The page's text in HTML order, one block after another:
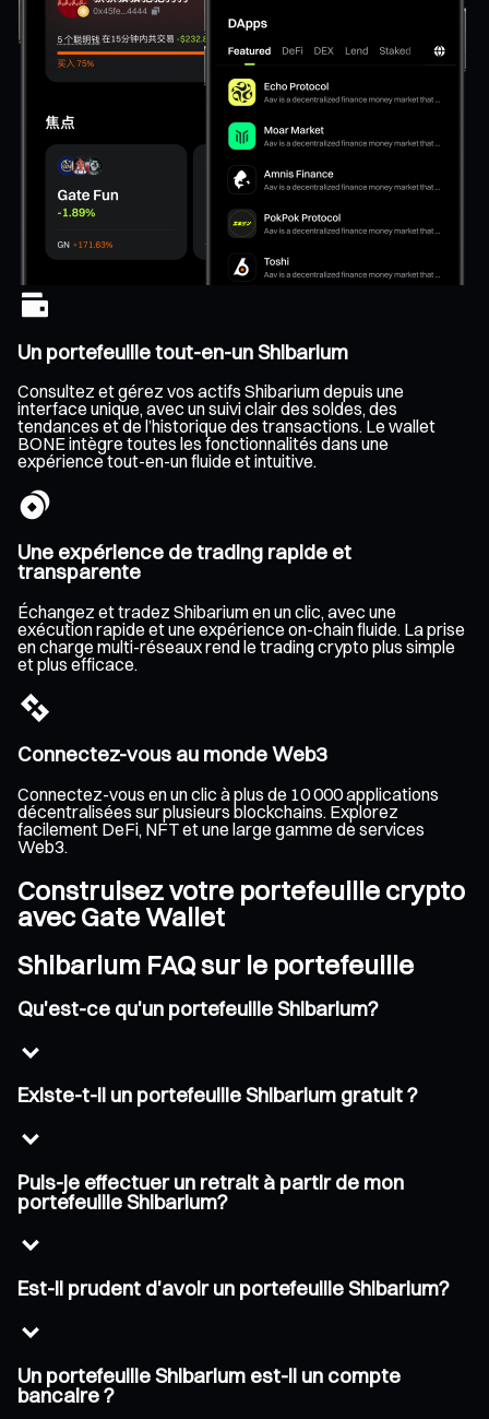
Un portefeuille tout-en-un Shibarium
Consultez et gérez vos actifs Shibarium depuis une
interface unique, avec un suivi clair des soldes, des
tendances et de l’historique des transactions. Le wallet
BONE intègre toutes les fonctionnalités dans une
expérience tout-en-un fluide et intuitive.
Une expérience de trading rapide et
transparente
Échangez et tradez Shibarium en un clic, avec une
exécution rapide et une expérience on-chain fluide. La prise
en charge multi-réseaux rend le trading crypto plus simple
et plus efficace.
Connectez-vous au monde Web3
Connectez-vous en un clic à plus de 10 000 applications
décentralisées sur plusieurs blockchains. Explorez
facilement DeFi, NFT et une large gamme de services
Web3.
Construisez votre portefeuille crypto
avec Gate Wallet
Shibarium FAQ sur le portefeuille
Qu'est-ce qu'un portefeuille Shibarium?
Existe-t-il un portefeuille Shibarium gratuit ?
Puis-je effectuer un retrait à partir de mon
portefeuille Shibarium?
Est-il prudent d'avoir un portefeuille Shibarium?
Un portefeuille Shibarium est-il un compte
bancaire ?